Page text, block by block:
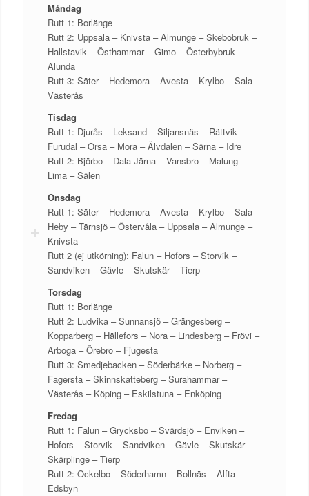
Måndag
Rutt 1: Borlänge
Rutt 2: Uppsala – Knivsta – Almunge – Skebobruk –
Hallstavik – Östhammar – Gimo – Österbybruk –
Alunda
Rutt 3: Säter – Hedemora – Avesta – Krylbo – Sala –
Västerås
Tisdag
Rutt 1: Djurås – Leksand – Siljansnäs – Rättvik –
Furudal – Orsa – Mora – Älvdalen – Särna – Idre
Rutt 2: Björbo – Dala-Järna – Vansbro – Malung –
Lima – Sälen
Onsdag
Rutt 1: Säter – Hedemora – Avesta – Krylbo – Sala –
Heby – Tärnsjö – Östervåla – Uppsala – Almunge –
Knivsta
Rutt 2 (ej utkörning): Falun – Hofors – Storvik –
Sandviken – Gävle – Skutskär – Tierp
Torsdag
Rutt 1: Borlänge
Rutt 2: Ludvika – Sunnansjö – Grängesberg –
Kopparberg – Hällefors – Nora – Lindesberg – Frövi –
Arboga – Örebro – Fjugesta
Rutt 3: Smedjebacken – Söderbärke – Norberg –
Fagersta – Skinnskatteberg – Surahammar –
Västerås – Köping – Eskilstuna – Enköping
Fredag
Rutt 1: Falun – Grycksbo – Svärdsjö – Enviken –
Hofors – Storvik – Sandviken – Gävle – Skutskär –
Skärplinge – Tierp
Rutt 2: Ockelbo – Söderhamn – Bollnäs – Alfta –
Edsbyn